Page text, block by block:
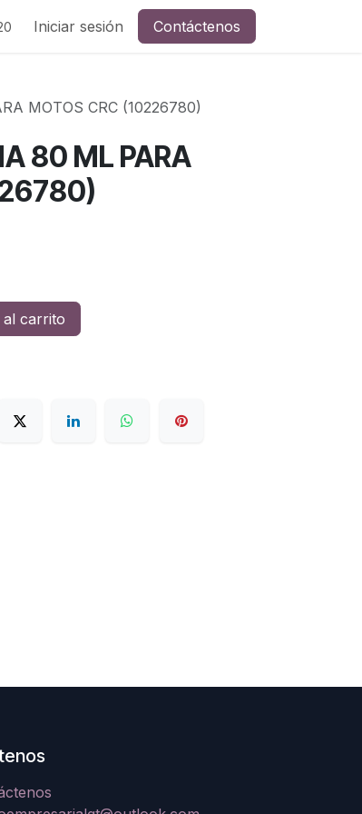
Iniciar sesión Contáctenos
MOTOS CRC (10226780)
80 ML PARA
carrito